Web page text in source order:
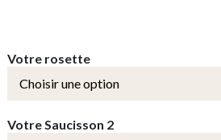
Votre rosette
Votre Saucisson 2